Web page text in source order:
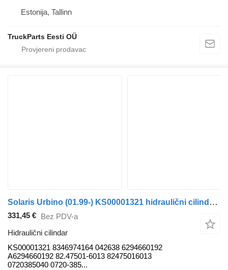
Estonija, Tallinn
TruckParts Eesti OÜ
Solaris Urbino (01.99-) KS00001321 hidraulični cilindar za Solaris Urbino, Alpino, Vacanza (1999-) autobusa
331,45 € Bez PDV-a
Hidraulični cilindar
KS00001321 8346974164 042638 6294660192
A6294660192 82.47501-6013 82475016013
0720385040 0720-385...